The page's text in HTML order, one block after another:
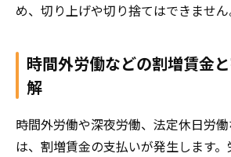
め、切り上げや切り捨てはできません
時間外労働などの割増賃金
解
時間外労働や深夜労働、法定休日労
は、割増賃金の支払いが発生します